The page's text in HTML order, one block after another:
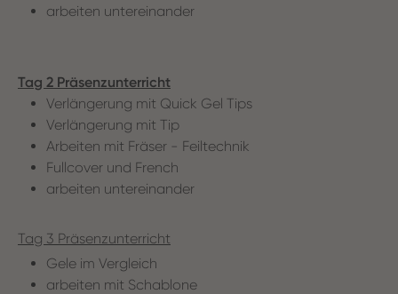
arbeiten untereinander
Tag 2 Präsenzunterricht
Verlängerung mit Quick Gel Tips
Verlängerung mit Tip
Arbeiten mit Fräser - Feiltechnik
Fullcover und French
arbeiten untereinander
Tag 3 Präsenzunterricht
Gele im Vergleich
arbeiten mit Schablone